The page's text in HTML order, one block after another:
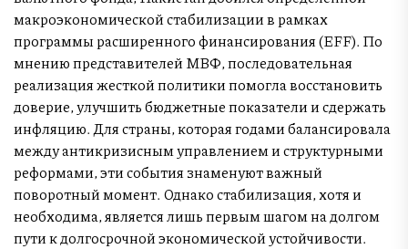
макроэкономической стабилизации в рамках
программы расширенного финансирования (EFF). По
мнению представителей МВФ, последовательная
реализация жесткой политики помогла восстановить
доверие, улучшить бюджетные показатели и сдержать
инфляцию. Для страны, которая годами балансировала
между антикризисным управлением и структурными
реформами, эти события знаменуют важный
поворотный момент. Однако стабилизация, хотя и
необходима, является лишь первым шагом на долгом
пути к долгосрочной экономической устойчивости.